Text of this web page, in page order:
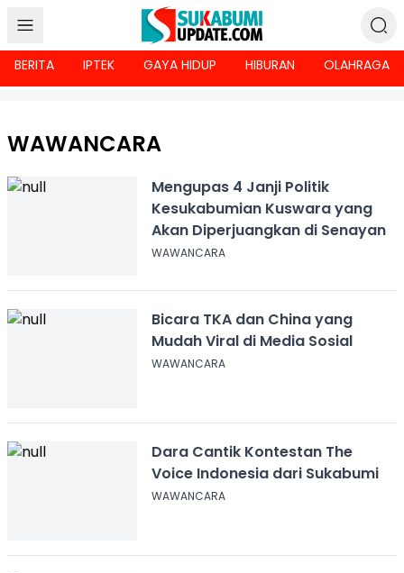
BERITA IPTEK GAYA HIDUP HIBURAN OLAHRAGA
WAWANCARA
Mengupas 4 Janji Politik
Kesukabumian Kuswara yang
Akan Diperjuangkan di Senayan
WAWANCARA
Bicara TKA dan China yang
Mudah Viral di Media Sosial
WAWANCARA
Dara Cantik Kontestan The
Voice Indonesia dari Sukabumi
WAWANCARA